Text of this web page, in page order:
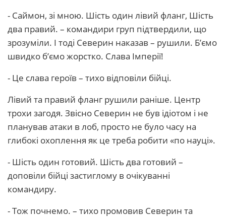
- Саймон, зі мною. Шість один лівий фланг, Шість
два правий. – командири груп підтвердили, що
зрозуміли. І тоді Северин наказав – рушили. Б’ємо
швидко б’ємо жорстко. Слава Імперії!
- Це слава героїв – тихо відповіли бійці.
Лівий та правий фланг рушили раніше. Центр
трохи загодя. Звісно Северин не був ідіотом і не
планував атаки в лоб, просто не було часу на
глибокі охоплення як це треба робити «по науці».
- Шість один готовий. Шість два готовий –
доповіли бійці застиглому в очікуванні
командиру.
- Тож почнемо. – тихо промовив Северин та